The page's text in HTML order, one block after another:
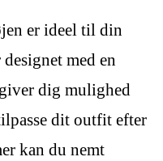
er ideel til din
med en
dig mulighed
dit outfit efter
kan du nemt